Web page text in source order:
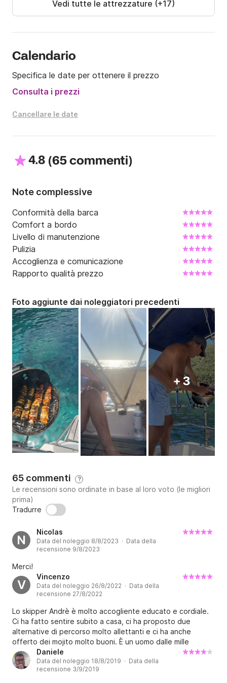
Offro i seguenti pacchetti:
Pacchetto (max 5 persone): €350, esclusi cibo e
spese di piazzola, per l'intera giornata dalle 10:00 alle
cibo e spese di piazzola
Tramonto dalle 17:00 alle 22:30: €250, esclusi costi di
E soprattutto, vela!
Vedi tutte le attrezzature (+17)
Calendario
Specifica le date per ottenere il prezzo
Consulta i prezzi
Cancellare le date
4.8 (65 commenti)
Note complessive
Conformità della barca
Comfort a bordo
Livello di manutenzione
Pulizia
Accoglienza e comunicazione
Rapporto qualità prezzo
Foto aggiunte dai noleggiatori precedenti
+ 3
65 commenti ?
Le recensioni sono ordinate in base al loro voto (le migliori
prima)
Tradurre
N
Nicolas
Data del noleggio 8/8/2023 · Data della
recensione 9/8/2023
Merci!
V
Vincenzo
Data del noleggio 26/8/2022 · Data della
recensione 27/8/2022
Lo skipper Andrè è molto accogliente educato e cordiale.
Ci ha fatto sentire subito a casa, ci ha proposto due
alternative di percorso molto allettanti e ci ha anche
offerto dei mojito molto buoni. È un uomo dalle mille
sorprese. Lo consigliamo a tutti, famiglie e gruppi di amici.
Torneremo a trovarlo sicuramente.
Daniele
Data del noleggio 18/8/2019 · Data della
recensione 3/9/2019